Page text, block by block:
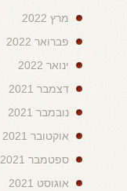
מרץ 2022
פברואר 2022
ינואר 2022
דצמבר 2021
נובמבר 2021
אוקטובר 2021
ספטמבר 2021
אוגוסט 2021